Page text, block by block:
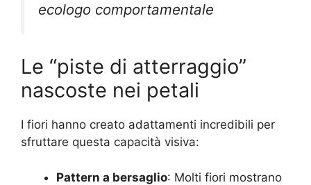
ecologo comportamentale
Le “piste di atterraggio”
nascoste nei petali
I fiori hanno creato adattamenti incredibili per
sfruttare questa capacità visiva:
Pattern a bersaglio: Molti fiori mostrano